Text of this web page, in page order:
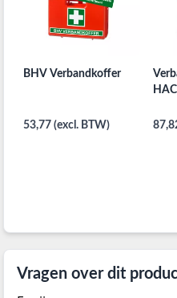
BHV Verbandkoffer
53,77 (excl. BTW)
Vragen over dit